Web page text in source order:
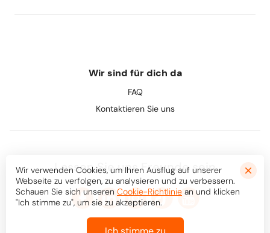
Wir sind für dich da
FAQ
Kontaktieren Sie uns
Lassen Sie uns Freunde sein
Wir verwenden Cookies, um Ihren Ausflug auf unserer
Webseite zu verfolgen, zu analysieren und zu verbessern.
Schauen Sie sich unseren Cookie-Richtlinie an und klicken
"Ich stimme zu", um sie zu akzeptieren.